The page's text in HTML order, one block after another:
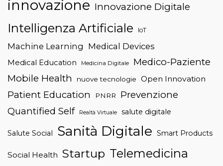
innovazione Innovazione Digitale
Intelligenza Artificiale IoT
Machine Learning Medical Devices
Medical Education Medicina Digitale
Medico-Paziente
Mobile Health
nuove tecnologie Open Innovation
Patient Education PNRR
Prevenzione
Quantified Self
Realtà Virtuale salute digitale
Salute Social Sanità Digitale Smart Products
Social Health Startup Telemedicina